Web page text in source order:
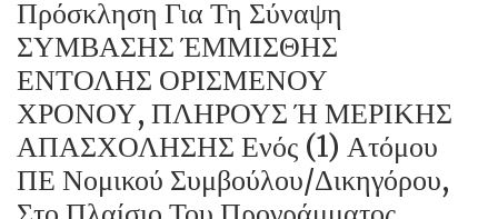
Πρόσκληση Για Τη Σύναψη
ΣΥΜΒΑΣΗΣ ΈΜΜΙΣΘΗΣ
ΕΝΤΟΛΗΣ ΟΡΙΣΜΕΝΟΥ
ΧΡΟΝΟΥ, ΠΛΗΡΟΥΣ Ή ΜΕΡΙΚΗΣ
ΑΠΑΣΧΟΛΗΣΗΣ Ενός (1) Ατόμου
ΠΕ Νομικού Συμβούλου/Δικηγόρου,